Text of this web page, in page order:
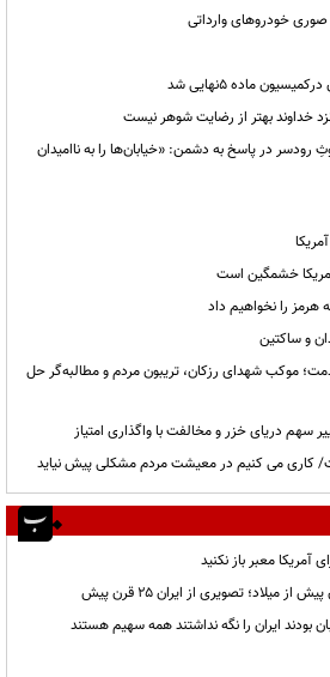
خودروهای وارداتی
ماده ۵نهایی شد
خداوند بهتر از رضایت شوهر نیست
رودسر در پاسخ به دشمن: «خیابان‌ها را به ناامیدان
خشمگین است
هرمز را نخواهیم داد
و ساکتین
موکب شهدای رزکان، تریبون مردم و مطالبه‌گر حل
سهم دریای خزر و مخالفت با واگذاری امتیاز
کاری می کنیم در معیشت مردم مشکلی پیش نیاید
آمریکا معبر باز نکنید
بودند ایران را نگه نداشتند همه سهیم هستند